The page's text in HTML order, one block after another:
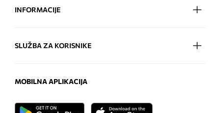
INFORMACIJE
SLUŽBA ZA KORISNIKE
MOBILNA APLIKACIJA